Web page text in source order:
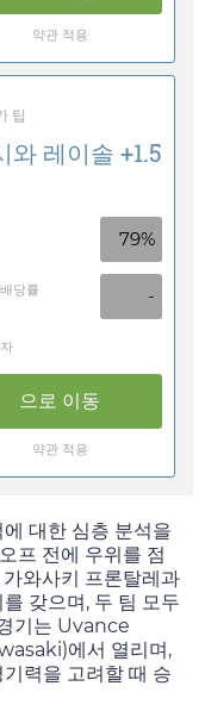
약관 적용
팁
와 레이솔 +1.5
79%
당률 -
으로 이동
약관 적용
대한 심층 분석을
프 전에 우위를 점
와사키 프론탈레과
갖으며, 두 팀 모두
기는 Uvance
에서 열리며,
력을 고려할 때 승